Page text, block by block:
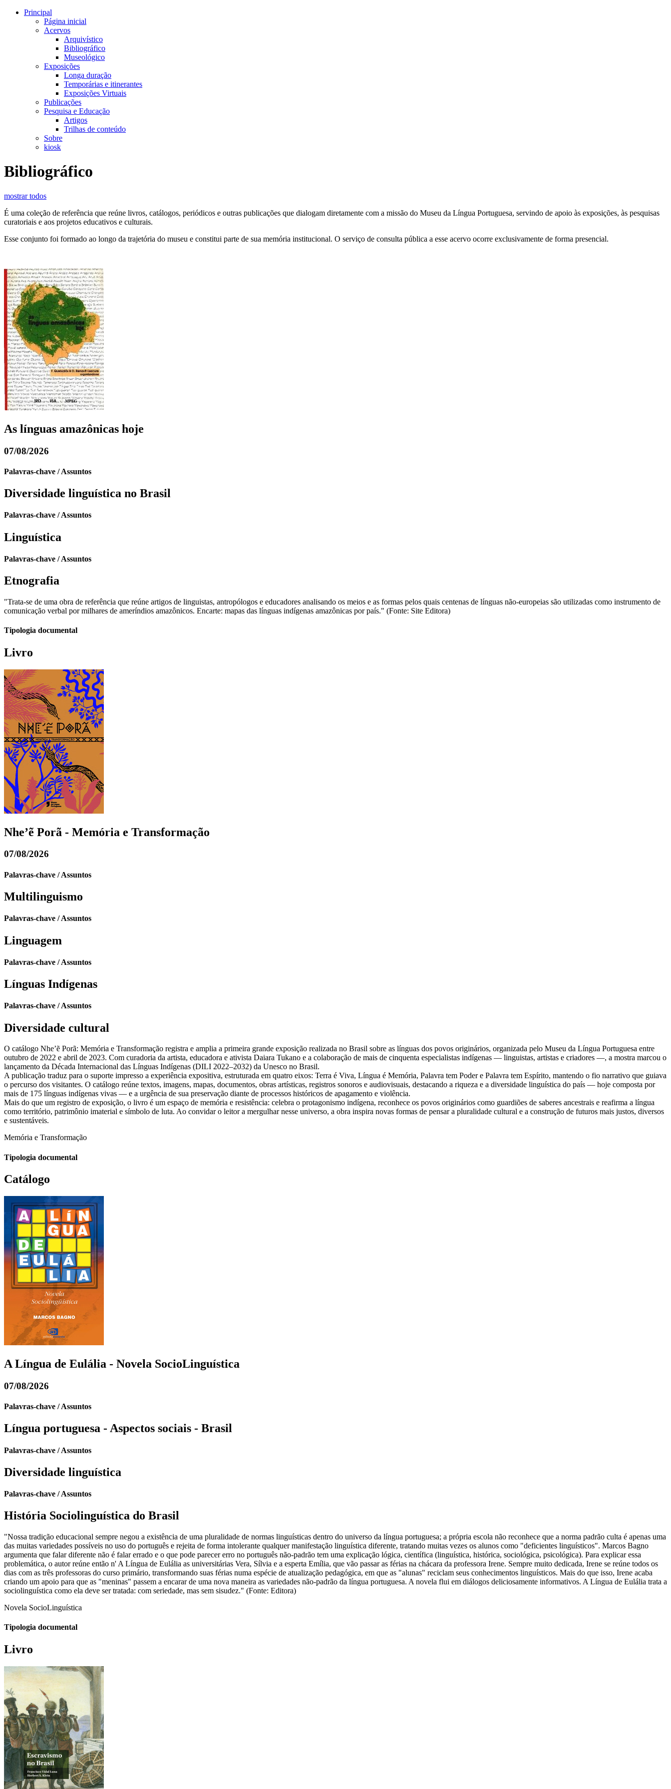
Principal
Página inicial
Acervos
Arquivístico
Bibliográfico
Museológico
Exposições
Longa duração
Temporárias e itinerantes
Exposições Virtuais
Publicações
Pesquisa e Educação
Artigos
Trilhas de conteúdo
Sobre
kiosk
Bibliográfico
mostrar todos
É uma coleção de referência que reúne livros, catálogos, periódicos e outras publicações que dialogam diretamente com a missão do Museu da Língua Portuguesa, servindo de apoio às exposições, às pesquisas
curatoriais e aos projetos educativos e culturais.
Esse conjunto foi formado ao longo da trajetória do museu e constitui parte de sua memória institucional. O serviço de consulta pública a esse acervo ocorre exclusivamente de forma presencial.
As línguas amazônicas hoje
07/08/2026
Palavras-chave / Assuntos
Diversidade linguística no Brasil
Palavras-chave / Assuntos
Linguística
Palavras-chave / Assuntos
Etnografia
"Trata-se de uma obra de referência que reúne artigos de linguistas, antropólogos e educadores analisando os meios e as formas pelos quais centenas de línguas não-europeias são utilizadas como instrumento de
comunicação verbal por milhares de ameríndios amazônicos. Encarte: mapas das línguas indígenas amazônicas por país." (Fonte: Site Editora)
Tipologia documental
Livro
Nhe’ẽ Porã - Memória e Transformação
07/08/2026
Palavras-chave / Assuntos
Multilinguismo
Palavras-chave / Assuntos
Linguagem
Palavras-chave / Assuntos
Línguas Indígenas
Palavras-chave / Assuntos
Diversidade cultural
O catálogo Nhe’ẽ Porã: Memória e Transformação registra e amplia a primeira grande exposição realizada no Brasil sobre as línguas dos povos originários, organizada pelo Museu da Língua Portuguesa entre
outubro de 2022 e abril de 2023. Com curadoria da artista, educadora e ativista Daiara Tukano e a colaboração de mais de cinquenta especialistas indígenas — linguistas, artistas e criadores —, a mostra marcou o
lançamento da Década Internacional das Línguas Indígenas (DILI 2022–2032) da Unesco no Brasil.
A publicação traduz para o suporte impresso a experiência expositiva, estruturada em quatro eixos: Terra é Viva, Língua é Memória, Palavra tem Poder e Palavra tem Espírito, mantendo o fio narrativo que guiava
o percurso dos visitantes. O catálogo reúne textos, imagens, mapas, documentos, obras artísticas, registros sonoros e audiovisuais, destacando a riqueza e a diversidade linguística do país — hoje composta por
mais de 175 línguas indígenas vivas — e a urgência de sua preservação diante de processos históricos de apagamento e violência.
Mais do que um registro de exposição, o livro é um espaço de memória e resistência: celebra o protagonismo indígena, reconhece os povos originários como guardiões de saberes ancestrais e reafirma a língua
como território, patrimônio imaterial e símbolo de luta. Ao convidar o leitor a mergulhar nesse universo, a obra inspira novas formas de pensar a pluralidade cultural e a construção de futuros mais justos, diversos
e sustentáveis.
Memória e Transformação
Tipologia documental
Catálogo
A Língua de Eulália - Novela SocioLinguística
07/08/2026
Palavras-chave / Assuntos
Língua portuguesa - Aspectos sociais - Brasil
Palavras-chave / Assuntos
Diversidade linguística
Palavras-chave / Assuntos
História Sociolinguística do Brasil
"Nossa tradição educacional sempre negou a existência de uma pluralidade de normas linguísticas dentro do universo da língua portuguesa; a própria escola não reconhece que a norma padrão culta é apenas uma
das muitas variedades possíveis no uso do português e rejeita de forma intolerante qualquer manifestação linguística diferente, tratando muitas vezes os alunos como "deficientes linguísticos". Marcos Bagno
argumenta que falar diferente não é falar errado e o que pode parecer erro no português não-padrão tem uma explicação lógica, científica (linguística, histórica, sociológica, psicológica). Para explicar essa
problemática, o autor reúne então n' A Língua de Eulália as universitárias Vera, Sílvia e a esperta Emília, que vão passar as férias na chácara da professora Irene. Sempre muito dedicada, Irene se reúne todos os
dias com as três professoras do curso primário, transformando suas férias numa espécie de atualização pedagógica, em que as "alunas" reciclam seus conhecimentos linguísticos. Mais do que isso, Irene acaba
criando um apoio para que as "meninas" passem a encarar de uma nova maneira as variedades não-padrão da língua portuguesa. A novela flui em diálogos deliciosamente informativos. A Língua de Eulália trata a
sociolinguística como ela deve ser tratada: com seriedade, mas sem sisudez." (Fonte: Editora)
Novela SocioLinguística
Tipologia documental
Livro